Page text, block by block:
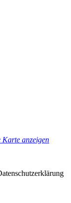
Karte anzeigen